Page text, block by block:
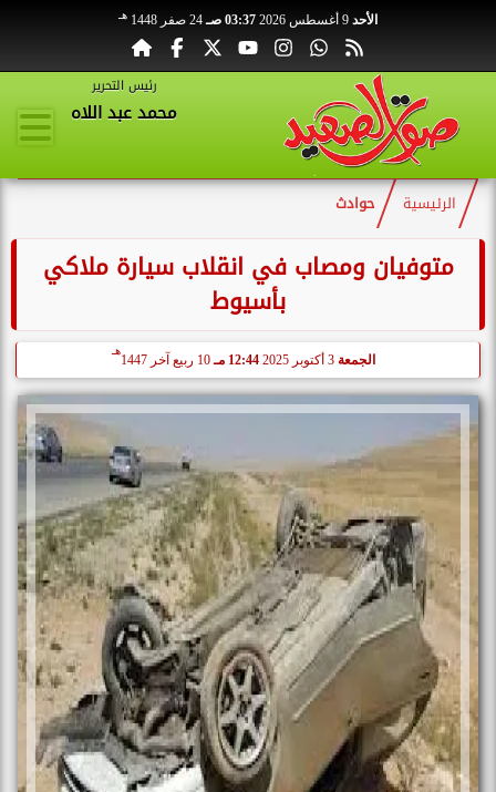
الأحد 03:37 صـ 24 صفر 1448 هـ
رئيس التحرير
محمد عبد اللاه
الرئيسية حوادث
متوفيان ومصاب في انقلاب سيارة ملاكي
بأسيوط
الجمعة 12:44 مـ 10 ربيع آخر 1447
هـ